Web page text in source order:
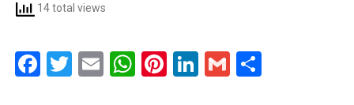
14 total views
F
T
E
W Pi Li
G